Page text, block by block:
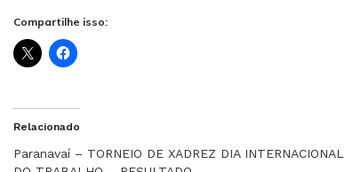
Compartilhe isso:
Relacionado
Paranavaí – TORNEIO DE XADREZ DIA INTERNACIONAL